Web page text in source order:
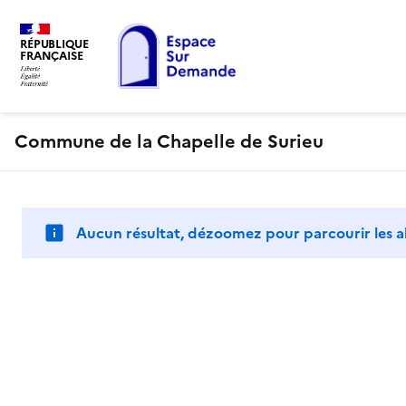
RÉPUBLIQUE
FRANÇAISE
Commune de la Chapelle de Surieu
Aucun résultat, dézoomez pour parcourir les